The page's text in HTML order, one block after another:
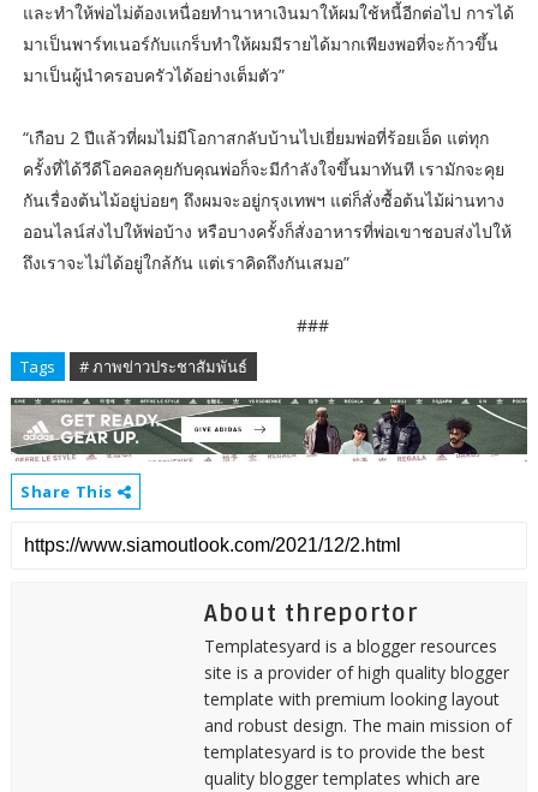
และทำให้พ่อไม่ต้องเหนื่อยทำนาหาเงินมาให้ผมใช้หนี้อีกต่อไป การได้
มาเป็นพาร์ทเนอร์กับแกร็บทำให้ผมมีรายได้มากเพียงพอที่จะก้าวขึ้น
มาเป็นผู้นำครอบครัวได้อย่างเต็มตัว”
“เกือบ 2 ปีแล้วที่ผมไม่มีโอกาสกลับบ้านไปเยี่ยมพ่อที่ร้อยเอ็ด แต่ทุก
ครั้งที่ได้วีดีโอคอลคุยกับคุณพ่อก็จะมีกำลังใจขึ้นมาทันที เรามักจะคุย
กันเรื่องต้นไม้อยู่บ่อยๆ ถึงผมจะอยู่กรุงเทพฯ แต่ก็สั่งซื้อต้นไม้ผ่านทาง
ออนไลน์ส่งไปให้พ่อบ้าง หรือบางครั้งก็สั่งอาหารที่พ่อเขาชอบส่งไปให้
ถึงเราจะไม่ได้อยู่ใกล้กัน แต่เราคิดถึงกันเสมอ”
###
Tags # ภาพข่าวประชาสัมพันธ์
Share This
About threportor
Templatesyard is a blogger resources
site is a provider of high quality blogger
template with premium looking layout
and robust design. The main mission of
templatesyard is to provide the best
quality blogger templates which are